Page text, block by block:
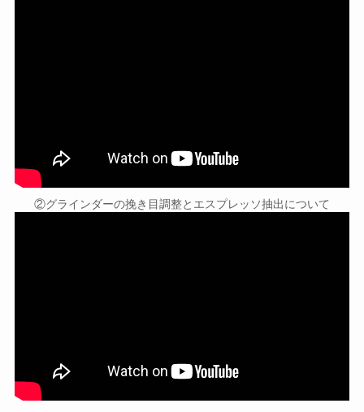
②グラインダーの挽き目調整とエスプレッソ抽出について